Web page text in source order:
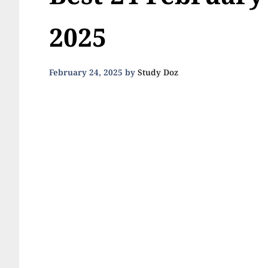
2025
February 24, 2025 byStudy Doz